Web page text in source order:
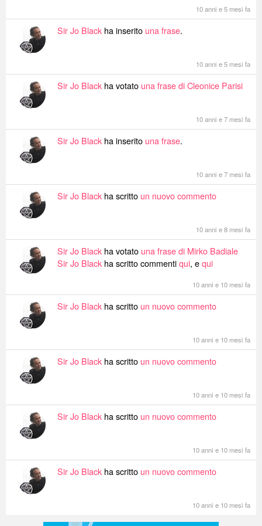
10 anni e 5 mesi fa
Sir Jo Black ha inserito una frase.
10 anni e 5 mesi fa
Sir Jo Black ha votato una frase di Cleonice Parisi
10 anni e 7 mesi fa
Sir Jo Black ha inserito una frase.
10 anni e 7 mesi fa
Sir Jo Black ha scritto un nuovo commento
10 anni e 8 mesi fa
Sir Jo Black ha votato una frase di Mirko Badiale
Sir Jo Black ha scritto commentiqui, equi
10 anni e 10 mesi fa
Sir Jo Black ha scritto un nuovo commento
10 anni e 10 mesi fa
Sir Jo Black ha scritto un nuovo commento
10 anni e 10 mesi fa
Sir Jo Black ha scritto un nuovo commento
10 anni e 10 mesi fa
Sir Jo Black ha scritto un nuovo commento
10 anni e 10 mesi fa